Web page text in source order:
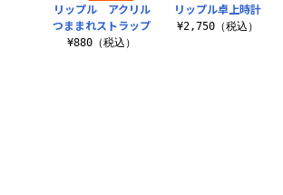
リップル アクリル
つままれストラップ
¥880（税込）
リップル卓上時計
¥2,750（税込）